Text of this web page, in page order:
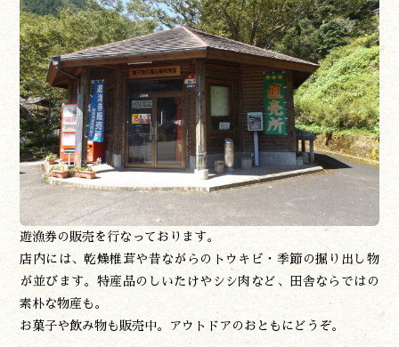
遊漁券の販売を行なっております。
店内には、乾燥椎茸や昔ながらのトウキビ・季節の掘り出し物
が並びます。特産品のしいたけやシシ肉など、田舎ならではの
素朴な物産も。
お菓子や飲み物も販売中。アウトドアのおともにどうぞ。